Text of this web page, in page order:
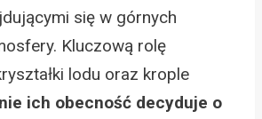
się w górnych
Kluczową rolę
lodu oraz krople
ich obecność decyduje o